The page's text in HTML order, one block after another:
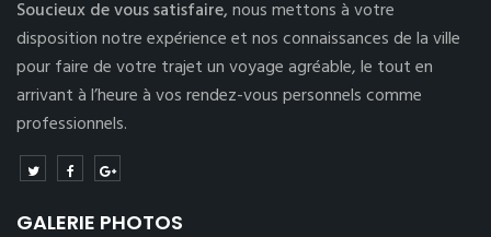
Soucieux de vous satisfaire,nous mettons à votre
disposition notre expérience et nos connaissances de la ville
pour faire de votre trajet un voyage agréable, le tout en
arrivant à l’heure à vos rendez-vous personnels comme
professionnels.
GALERIE PHOTOS